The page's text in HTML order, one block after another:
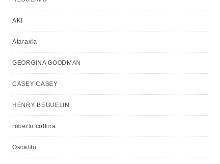
AKI
Ataraxia
GEORGINA GOODMAN
CASEY CASEY
HENRY BEGUELIN
roberto collina
Oscalito